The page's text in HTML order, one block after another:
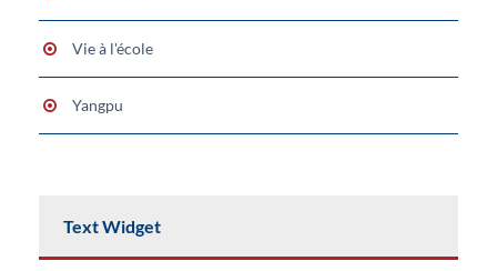
Vie à l'école
Yangpu
Text Widget